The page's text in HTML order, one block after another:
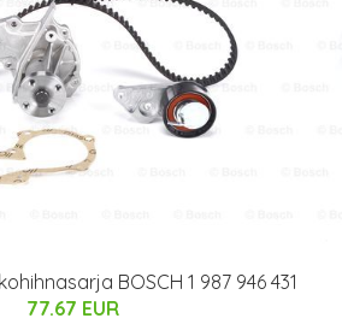
BOSCH 1 987 946 431
77.67 EUR